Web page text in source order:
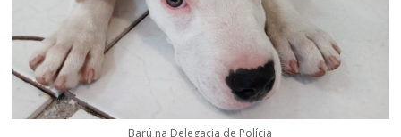
Barú na Delegacia de Polícia